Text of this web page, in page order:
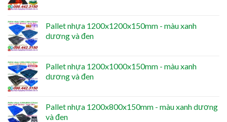
Pallet nhựa 1200x1200x150mm - màu xanh
dương và đen
Pallet nhựa 1200x1000x150mm - màu xanh
dương và đen
Pallet nhựa 1200x800x150mm - màu xanh dương
và đen